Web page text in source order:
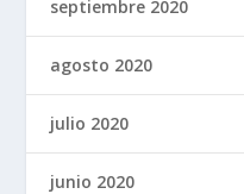
septiembre 2020
agosto 2020
julio 2020
junio 2020